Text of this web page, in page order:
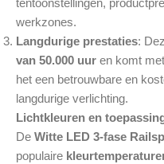
tentoonstellingen,
werkzones.
Langdurige prestaties:
van 50.000 uur en komt
het een betrouwbare en
langdurige verlichting.
Lichtkleuren en
De Witte LED 3-fase
populaire